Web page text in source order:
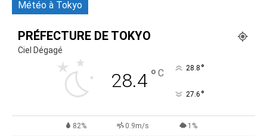
Météo à Tokyo
PRÉFECTURE DE TOKYO
Ciel Dégagé
28.4 ° C 28.8 °
27.6 °
82% 0.9m/s 1%